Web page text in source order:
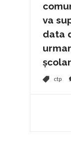
va
data
școlar
ctp